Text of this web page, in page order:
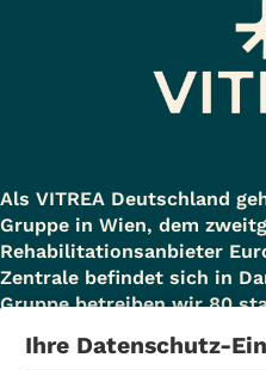
Als VITREA Deutschland
Gruppe in Wien, dem
Rehabilitationsanbieter
Zentrale befindet sich in
Gruppe betreiben wir 80
Schweiz und beschäftigen
Ihre Datenschutz-